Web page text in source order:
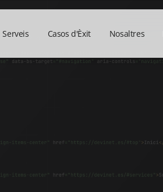
Serveis Casos d'Èxit Nosaltres